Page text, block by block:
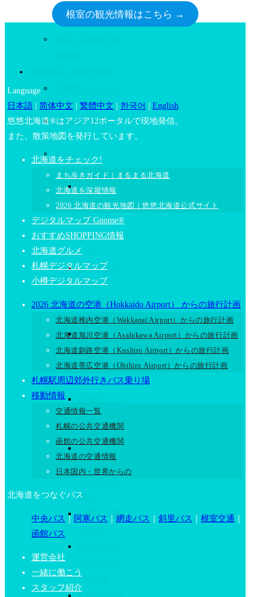
プ
小樽デジタルマッ
プ
SAPPORO
2026 札幌
観光情報｜
まるまる
SAPPORO(古
い）
おすすめス
ポット
札幌で遊ぼ
う！
おすすめス
ポット
小樽で遊ぼ
う！
スで日帰り
プチ旅行!
札幌から飛
旅行!
札幌・小樽
+御朱印
根室の観光情報はこちら →
Language
日本語
简体中文 繁體中文 한국어
English
悠悠北海道®はアジア12ポータルで現地発信。
また、散策地図を発行しています。
北海道をチェック!
まち歩きガイド｜まるまる北海道
北海道を深堀情報
2026 北海道の観光地図｜悠悠北海道公式サイト
デジタルマップ Gnome®
おすすめSHOPPING情報
北海道グルメ
札幌デジタルマップ
小樽デジタルマップ
2026 北海道の空港（Hokkaido Airport） からの旅行計画
北海道稚内空港（Wakkanai Airport）からの旅行計画
北海道旭川空港（Asahikawa Airport）からの旅行計画
北海道釧路空港（Kushiro Airport）からの旅行計画
北海道帯広空港（Obihiro Airport）からの旅行計画
札幌駅周辺郊外行きバス乗り場
移動情報
交通情報一覧
札幌の公共交通機関
函館の公共交通機関
北海道の交通情報
日本国内・世界からの
北海道をつなぐバス
中央バス 阿寒バス 網走バス 斜里バス 根室交通
函館バス
運営会社
一緒に働こう
スタッフ紹介